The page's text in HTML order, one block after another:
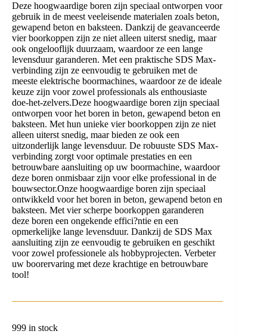
Deze hoogwaardige boren zijn speciaal ontworpen voor
gebruik in de meest veeleisende materialen zoals beton,
gewapend beton en baksteen. Dankzij de geavanceerde
vier boorkoppen zijn ze niet alleen uiterst snedig, maar
ook ongelooflijk duurzaam, waardoor ze een lange
levensduur garanderen. Met een praktische SDS Max-
verbinding zijn ze eenvoudig te gebruiken met de
meeste elektrische boormachines, waardoor ze de ideale
keuze zijn voor zowel professionals als enthousiaste
doe-het-zelvers.Deze hoogwaardige boren zijn speciaal
ontworpen voor het boren in beton, gewapend beton en
baksteen. Met hun unieke vier boorkoppen zijn ze niet
alleen uiterst snedig, maar bieden ze ook een
uitzonderlijk lange levensduur. De robuuste SDS Max-
verbinding zorgt voor optimale prestaties en een
betrouwbare aansluiting op uw boormachine, waardoor
deze boren onmisbaar zijn voor elke professional in de
bouwsector.Onze hoogwaardige boren zijn speciaal
ontwikkeld voor het boren in beton, gewapend beton en
baksteen. Met vier scherpe boorkoppen garanderen
deze boren een ongekende effici?ntie en een
opmerkelijke lange levensduur. Dankzij de SDS Max
aansluiting zijn ze eenvoudig te gebruiken en geschikt
voor zowel professionele als hobbyprojecten. Verbeter
uw boorervaring met deze krachtige en betrouwbare
tool!
999 in stock